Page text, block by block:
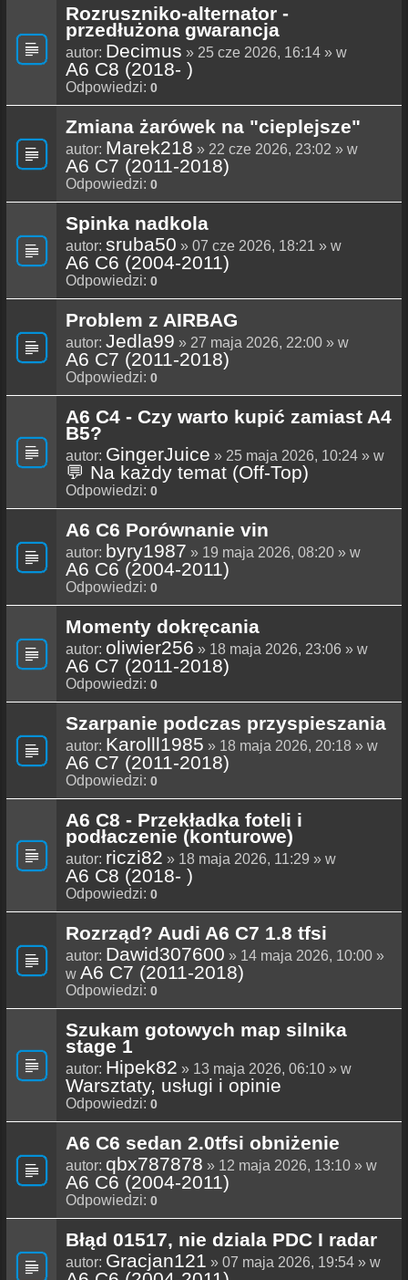
Rozruszniko-alternator -
przedłużona gwarancja
autor: Decimus » 25 cze 2026, 16:14 » w
A6 C8 (2018- )
Odpowiedzi: 0
Zmiana żarówek na "cieplejsze"
autor: Marek218 » 22 cze 2026, 23:02 » w
A6 C7 (2011-2018)
Odpowiedzi: 0
Spinka nadkola
autor: sruba50 » 07 cze 2026, 18:21 » w
A6 C6 (2004-2011)
Odpowiedzi: 0
Problem z AIRBAG
autor: Jedla99 » 27 maja 2026, 22:00 » w
A6 C7 (2011-2018)
Odpowiedzi: 0
A6 C4 - Czy warto kupić zamiast A4
B5?
autor: GingerJuice » 25 maja 2026, 10:24 » w
💬 Na każdy temat (Off-Top)
Odpowiedzi: 0
A6 C6 Porównanie vin
autor: byry1987 » 19 maja 2026, 08:20 » w
A6 C6 (2004-2011)
Odpowiedzi: 0
Momenty dokręcania
autor: oliwier256 » 18 maja 2026, 23:06 » w
A6 C7 (2011-2018)
Odpowiedzi: 0
Szarpanie podczas przyspieszania
autor: Karolll1985 » 18 maja 2026, 20:18 » w
A6 C7 (2011-2018)
Odpowiedzi: 0
A6 C8 - Przekładka foteli i
podłaczenie (konturowe)
autor: riczi82 » 18 maja 2026, 11:29 » w
A6 C8 (2018- )
Odpowiedzi: 0
Rozrząd? Audi A6 C7 1.8 tfsi
autor: Dawid307600 » 14 maja 2026, 10:00 »
w A6 C7 (2011-2018)
Odpowiedzi: 0
Szukam gotowych map silnika
stage 1
autor: Hipek82 » 13 maja 2026, 06:10 » w
Warsztaty, usługi i opinie
Odpowiedzi: 0
A6 C6 sedan 2.0tfsi obniżenie
autor: qbx787878 » 12 maja 2026, 13:10 » w
A6 C6 (2004-2011)
Odpowiedzi: 0
Błąd 01517, nie dziala PDC I radar
autor: Gracjan121 » 07 maja 2026, 19:54 » w